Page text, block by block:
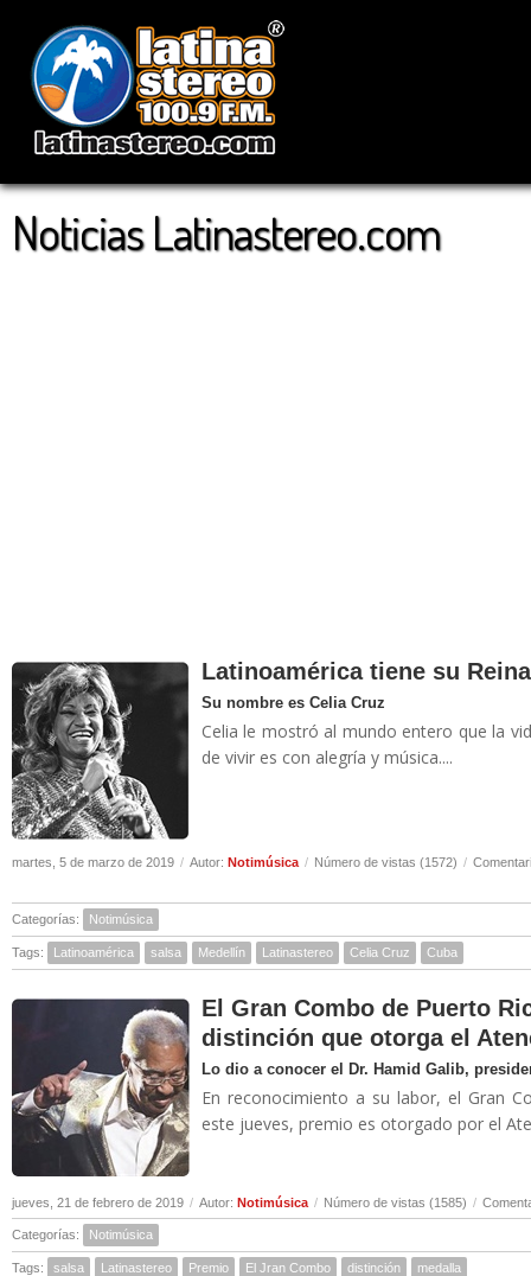
Noticias Latinastereo.com
Latinoamérica tiene su
Su nombre es Celia Cruz
Celia le mostró al mundo entero que la
de vivir es con alegría y música....
martes, 5 de marzo de 2019 / Autor: Notimúsica / Número de vistas (1572) /
Categorías: Notimúsica
Tags: Latinoamérica salsa Medellín Latinastereo Celia Cruz Cuba
El Gran Combo de Puerto
distinción que otorga el
Lo dio a conocer el Dr. Hamid Galib,
En reconocimiento a su labor, el Gran
este jueves, premio es otorgado por el
jueves, 21 de febrero de 2019 / Autor: Notimúsica / Número de vistas (1585) /
Categorías: Notimúsica
Tags: salsa Latinastereo Premio El Jran Combo distinción medalla